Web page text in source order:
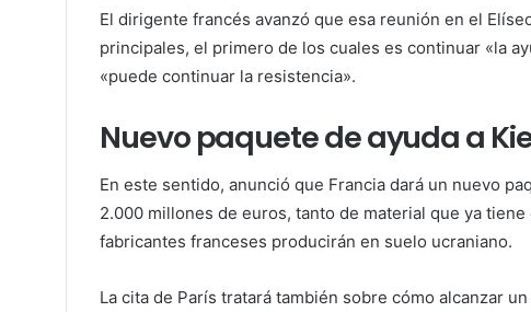
El dirigente francés avanzó que esa reunión en el
principales, el primero de los cuales es continuar «la
«puede continuar la resistencia».
Nuevo paquete de ayuda a
En este sentido, anunció que Francia dará un nuevo
2.000 millones de euros, tanto de material que ya
fabricantes franceses producirán en suelo ucraniano.
La cita de París tratará también sobre cómo alcanzar